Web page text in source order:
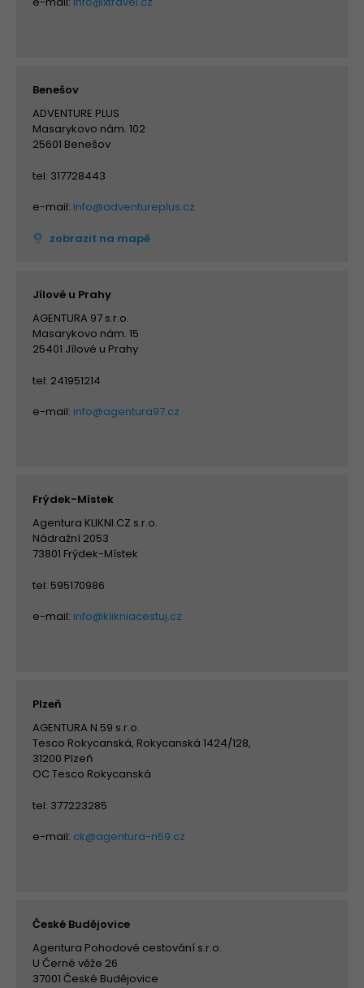
Benešov
ADVENTURE PLUS
Masarykovo nám. 102
25601 Benešov
tel: 317728443
e-mail: info@adventureplus.cz
zobrazit na mapě
Jílové u Prahy
AGENTURA 97 s.r.o.
Masarykovo nám. 15
25401 Jílové u Prahy
tel: 241951214
e-mail: info@agentura97.cz
Frýdek-Místek
Agentura KLIKNI.CZ s.r.o.
Nádražní 2053
73801 Frýdek-Místek
tel: 595170986
e-mail: info@klikniacestuj.cz
Plzeň
AGENTURA N.59 s.r.o.
Tesco Rokycanská, Rokycanská 1424/128,
31200 Plzeň
OC Tesco Rokycanská
tel: 377223285
e-mail: ck@agentura-n59.cz
České Budějovice
Agentura Pohodové cestování s.r.o.
U Černé věže 26
37001 České Budějovice